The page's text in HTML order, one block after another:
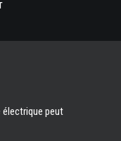
électrique peut